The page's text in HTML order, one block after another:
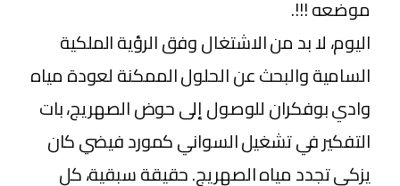
موضعه !!!.
اليوم، لا بد من الاشتغال وفق الرؤية الملكية
السامية والبحث عن الحلول الممكنة لعودة مياه
وادي بوفكران للوصول إلى حوض الصهريج، بات
التفكير في تشغيل السواني كمورد فيضي كان
يزكي تجدد مياه الصهريج. حقيقة سبقية، كل